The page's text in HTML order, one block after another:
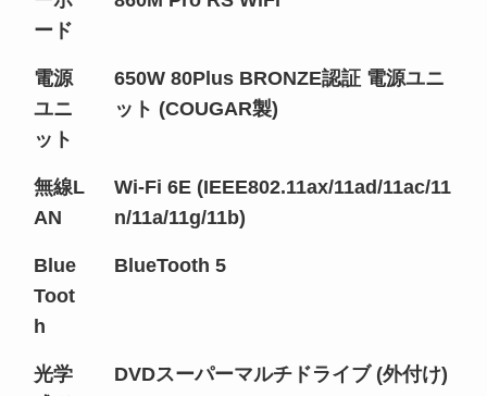
ード
電源
ユニ
ット
650W 80Plus BRONZE認証 電源ユニ
ット (COUGAR製)
無線L
AN
Wi-Fi 6E (IEEE802.11ax/11ad/11ac/11
n/11a/11g/11b)
Blue
Toot
h
BlueTooth 5
光学
DVDスーパーマルチドライブ (外付け)